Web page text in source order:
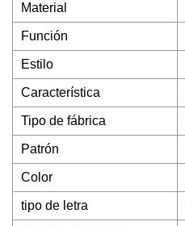
Material
Función
Estilo
Característica
Tipo de fábrica
Patrón
Color
tipo de letra